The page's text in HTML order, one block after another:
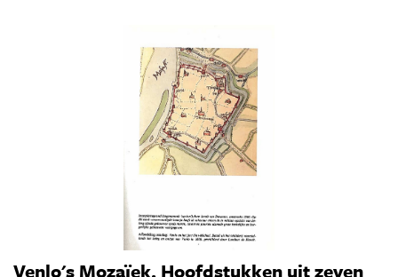
Venlo's Mozaïek. Hoofdstukken uit zeven